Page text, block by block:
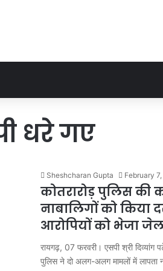
धरे गए
Sheshcharan Gupta February
कोतरारोड़ पुलिस की
नाबालिगों को किया
आरोपियों को भेजा
रायगढ़, 07 फरवरी। एसपी श्री दिव्यांग
पुलिस ने दो अलग-अलग मामलों में लापता